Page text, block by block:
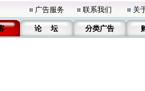
广告服务 联系我们 关
论 坛 分类广告